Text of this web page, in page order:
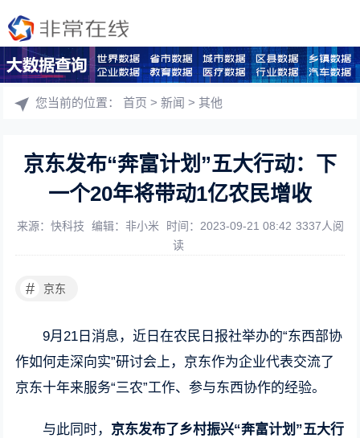
您当前的位置：首页 >新闻 >其他
京东发布“奔富计划”五大行动：下
一个20年将带动1亿农民增收
来源：快科技 编辑：非小米 时间：2023-09-21 08:42 3337人阅
读
# 京东
9月21日消息，近日在农民日报社举办的“东西部协
作如何走深向实”研讨会上，京东作为企业代表交流了
京东十年来服务“三农”工作、参与东西协作的经验。
与此同时， 京东发布了乡村振兴“奔富计划”五大行